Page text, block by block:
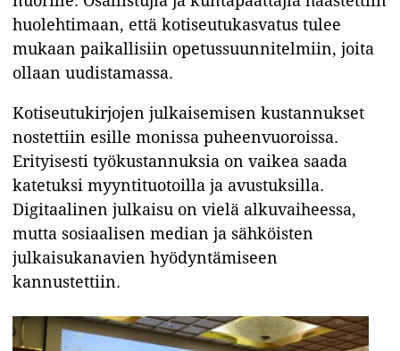
huolehtimaan, että kotiseutukasvatus tulee
mukaan paikallisiin opetussuunnitelmiin, joita
ollaan uudistamassa.
Kotiseutukirjojen julkaisemisen kustannukset
nostettiin esille monissa puheenvuoroissa.
Erityisesti työkustannuksia on vaikea saada
katetuksi myyntituotoilla ja avustuksilla.
Digitaalinen julkaisu on vielä alkuvaiheessa,
mutta sosiaalisen median ja sähköisten
julkaisukanavien hyödyntämiseen
kannustettiin.